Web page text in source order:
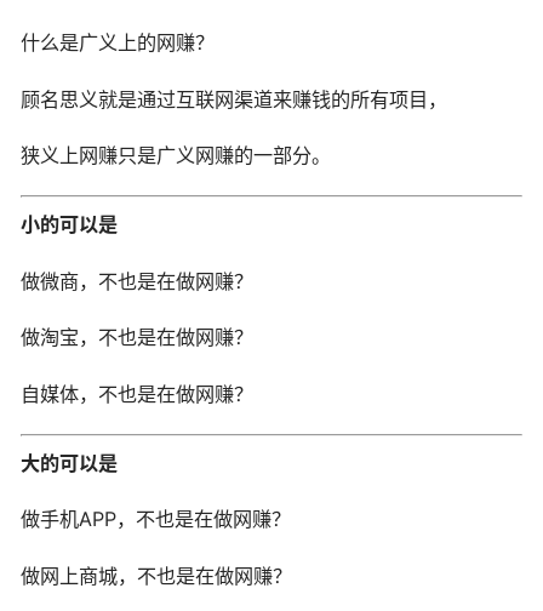
什么是广义上的网赚？
顾名思义就是通过互联网渠道来赚钱的所有项目，
狭义上网赚只是广义网赚的一部分。
小的可以是
做微商，不也是在做网赚？
做淘宝，不也是在做网赚？
自媒体，不也是在做网赚？
大的可以是
做手机APP，不也是在做网赚？
做网上商城，不也是在做网赚？